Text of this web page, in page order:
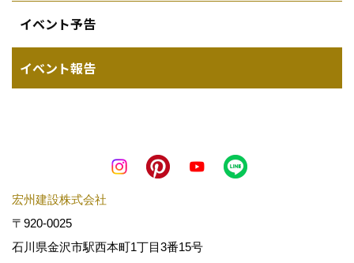
イベント予告
イベント報告
宏州建設株式会社
〒920-0025
石川県金沢市駅西本町1丁目3番15号